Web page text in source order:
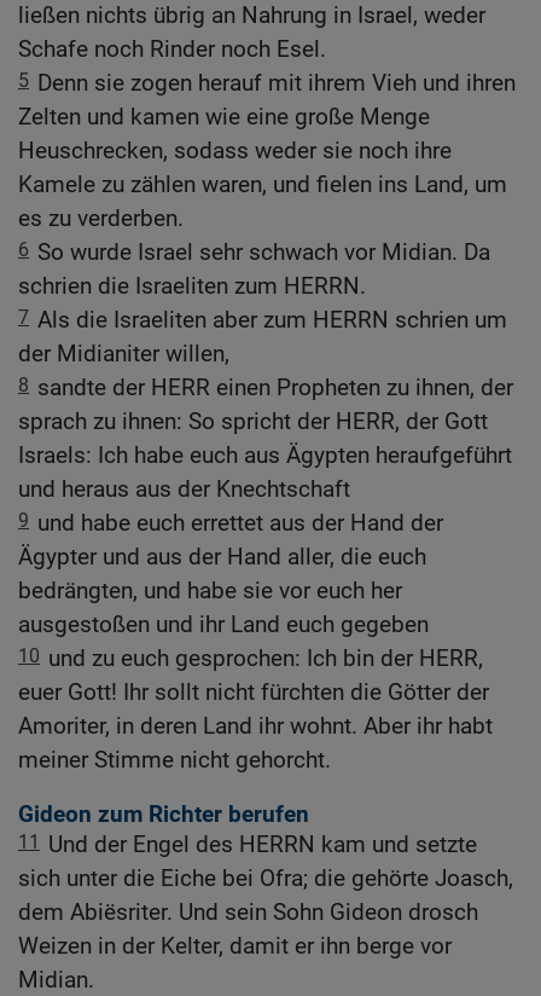
ließen nichts übrig an Nahrung in Israel, weder
Schafe noch Rinder noch Esel.
5 Denn sie zogen herauf mit ihrem Vieh und ihren
Zelten und kamen wie eine große Menge
Heuschrecken, sodass weder sie noch ihre
Kamele zu zählen waren, und fielen ins Land, um
es zu verderben.
6 So wurde Israel sehr schwach vor Midian. Da
schrien die Israeliten zum HERRN.
7 Als die Israeliten aber zum HERRN schrien um
der Midianiter willen,
8 sandte der HERR einen Propheten zu ihnen, der
sprach zu ihnen: So spricht der HERR, der Gott
Israels: Ich habe euch aus Ägypten heraufgeführt
und heraus aus der Knechtschaft
9 und habe euch errettet aus der Hand der
Ägypter und aus der Hand aller, die euch
bedrängten, und habe sie vor euch her
ausgestoßen und ihr Land euch gegeben
10 und zu euch gesprochen: Ich bin der HERR,
euer Gott! Ihr sollt nicht fürchten die Götter der
Amoriter, in deren Land ihr wohnt. Aber ihr habt
meiner Stimme nicht gehorcht.
Gideon zum Richter berufen
11
Und der Engel des HERRN kam und setzte
sich unter die Eiche bei Ofra; die gehörte Joasch,
dem Abiësriter. Und sein Sohn Gideon drosch
Weizen in der Kelter, damit er ihn berge vor
Midian.